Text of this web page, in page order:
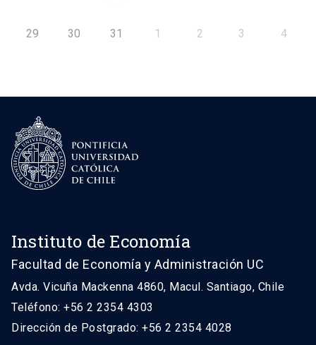
29 30 31 1 2 3 4
Instituto de Economía
Facultad de Economía y Administración UC
Avda. Vicuña Mackenna 4860, Macul. Santiago, Chile
Teléfono: +56 2 2354 4303
Dirección de Postgrado: +56 2 2354 4028